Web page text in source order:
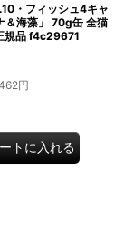
・フィッシュ4キャ
＆海藻」 70g缶 全猫
品 f4c29671
円
トに入れる